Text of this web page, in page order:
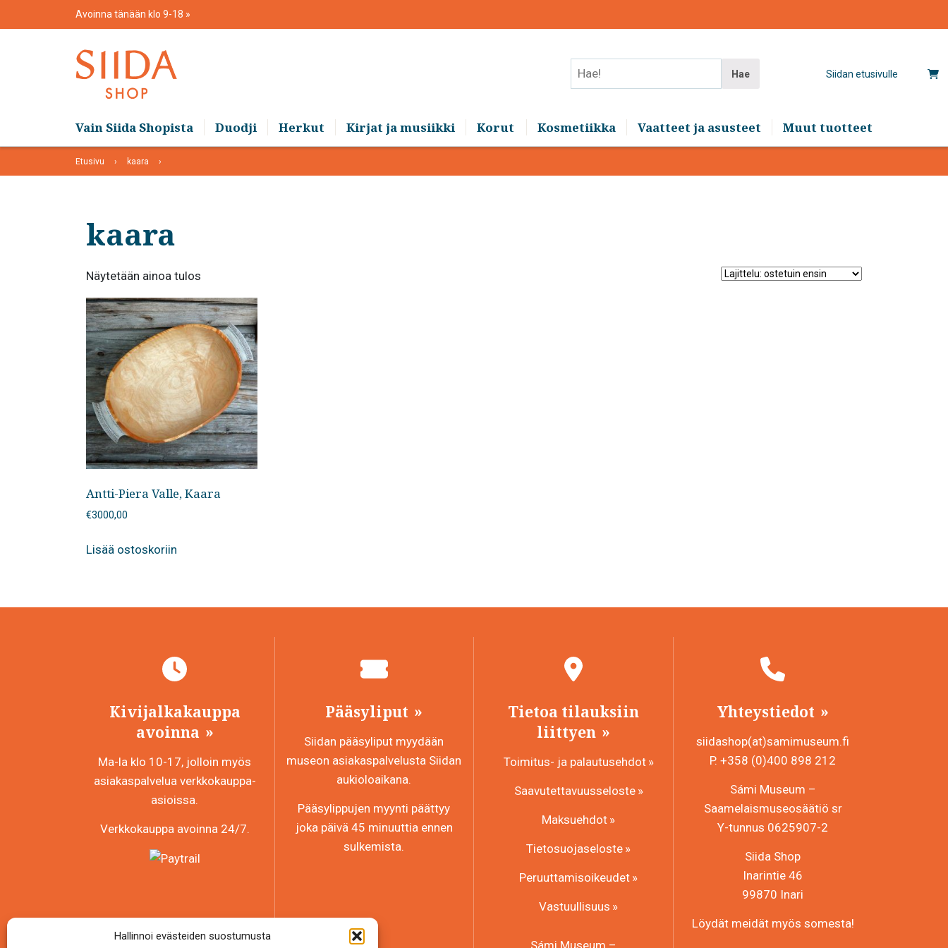
Hallinnoi evästeiden suostumusta
Avoinna tänään klo 9-18
Siidan etusivulle
Hae
Vain Siida Shopista Duodji Herkut Kirjat ja musiikki Korut Kosmetiikka Vaatteet ja asusteet Muut tuotteet
Etusivu kaara
kaara
Näytetään ainoa tulos
Antti-Piera Valle, Kaara
€3000,00
Lisää ostoskoriin
Kivijalkakauppa
avoinna
Ma-la klo 10-17, jolloin myös
asiakaspalvelua verkkokauppa-
asioissa.
Verkkokauppa avoinna 24/7.
Pääsyliput
Siidan pääsyliput myydään
museon asiakaspalvelusta Siidan
aukioloaikana.
Pääsylippujen myynti päättyy
joka päivä 45 minuuttia ennen
sulkemista.
Tietoa tilauksiin
liittyen
Toimitus- ja palautusehdot
Saavutettavuusseloste
Maksuehdot
Tietosuojaseloste
Peruuttamisoikeudet
Vastuullisuus
Yhteystiedot
siidashop(at)samimuseum.fi
P. +358 (0)400 898 212
Sámi Museum –
Saamelaismuseosäätiö sr
Y-tunnus 0625907-2
Siida Shop
Inarintie 46
99870 Inari
Löydät meidät myös somesta!